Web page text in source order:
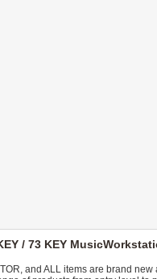
/ 73 KEY
and ALL items are brand